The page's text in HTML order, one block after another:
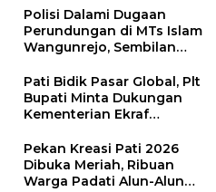
Persen
Polisi Dalami Dugaan
Perundungan di MTs Islam
Wangunrejo, Sembilan
Pati Bidik Pasar Global, Plt
Bupati Minta Dukungan
Kementerian Ekraf
Pekan Kreasi Pati 2026
Dibuka Meriah, Ribuan
Warga Padati Alun-Alun